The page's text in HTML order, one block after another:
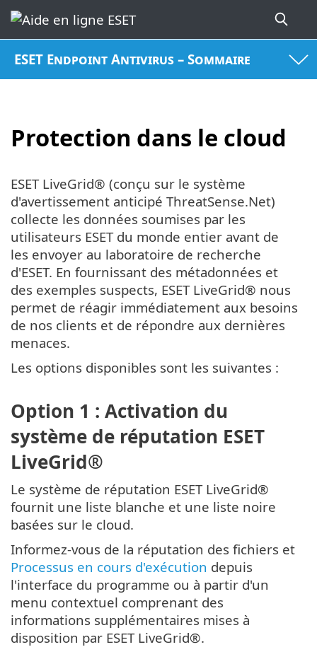
ESET Endpoint Antivirus – Sommaire
Protection dans le cloud
ESET LiveGrid® (conçu sur le système
d'avertissement anticipé ThreatSense.Net)
collecte les données soumises par les
utilisateurs ESET du monde entier avant de
les envoyer au laboratoire de recherche
d'ESET. En fournissant des métadonnées et
des exemples suspects, ESET LiveGrid® nous
permet de réagir immédiatement aux besoins
de nos clients et de répondre aux dernières
menaces.
Les options disponibles sont les suivantes :
Option 1 : Activation du
système de réputation ESET
LiveGrid®
Le système de réputation ESET LiveGrid®
fournit une liste blanche et une liste noire
basées sur le cloud.
Informez-vous de la réputation des fichiers et
Processus en cours d'exécution depuis
l'interface du programme ou à partir d'un
menu contextuel comprenant des
informations supplémentaires mises à
disposition par ESET LiveGrid®.